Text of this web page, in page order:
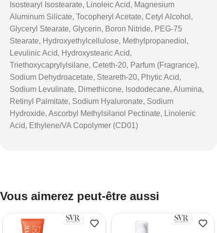
Isostearyl Isostearate, Linoleic Acid, Magnesium
Aluminum Silicate, Tocopheryl Acetate, Cetyl Alcohol,
Glyceryl Stearate, Glycerin, Boron Nitride, PEG-75
Stearate, Hydroxyethylcellulose, Methylpropanediol,
Levulinic Acid, Hydroxystearic Acid,
Triethoxycaprylylsilane, Ceteth-20, Parfum (Fragrance),
Sodium Dehydroacetate, Steareth-20, Phytic Acid,
Sodium Levulinate, Dimethicone, Isododecane, Alumina,
Retinyl Palmitate, Sodium Hyaluronate, Sodium
Hydroxide, Ascorbyl Methylsilanol Pectinate, Linolenic
Acid, Ethylene/VA Copolymer (CD01)
Vous aimerez peut-être aussi